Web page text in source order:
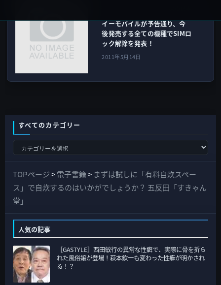
イーモバイルが予告通り、今
後発売する全ての機種でSIMロ
ック解除を発表！
2011年5月14日
すべてのカテゴリー
て
の
カ
リ
ー
TOPページ>電子書籍> まずは試しに「有料自炊スペー
ス」で自炊するのはいかがでしょうか？ 五反田「すきゃん
堂」
人気の記事
［GASTYLE］西田敏行の異常な性癖で、実際に骨を折ら
れた風俗嬢が登場！萩本欽一も変わった性癖が明かされ
る！？